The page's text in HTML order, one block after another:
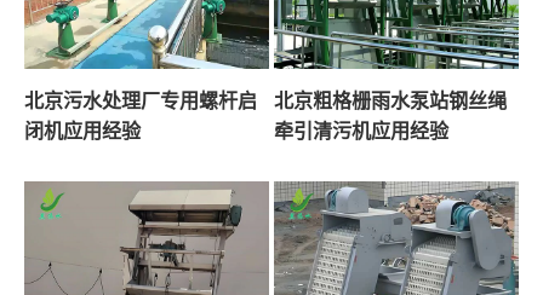
北京污水处理厂专用螺杆启
闭机应用经验
北京粗格栅雨水泵站钢丝绳
牵引清污机应用经验